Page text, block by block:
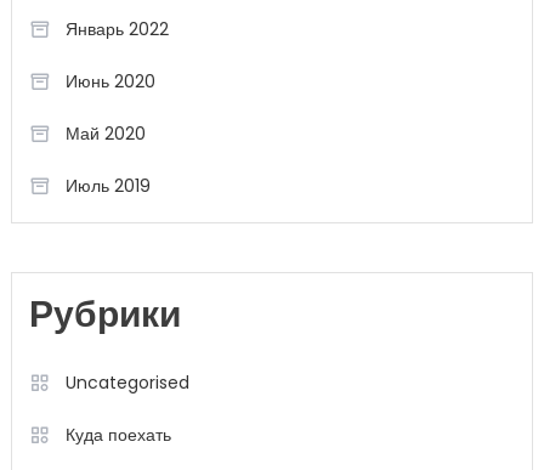
Январь 2022
Июнь 2020
Май 2020
Июль 2019
Рубрики
Uncategorised
Куда поехать